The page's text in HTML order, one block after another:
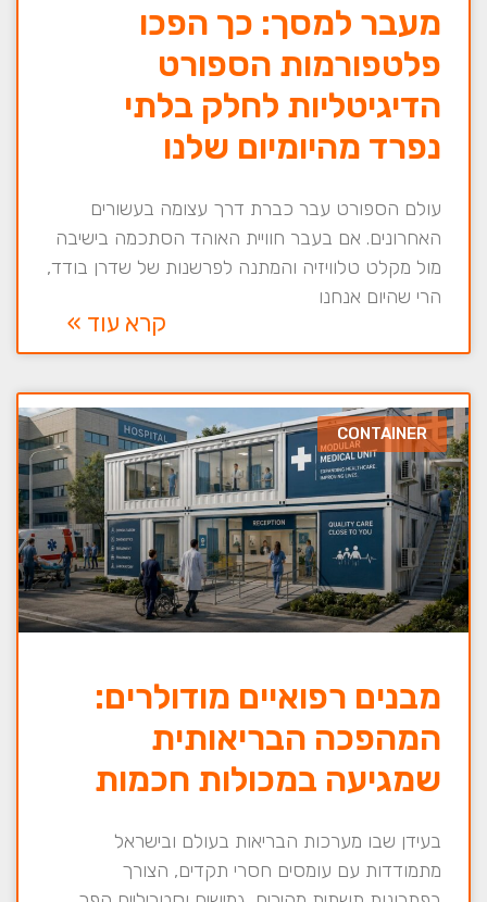
מעבר למסך: כך הפכו
פלטפורמות הספורט
הדיגיטליות לחלק בלתי
נפרד מהיומיום שלנו
עולם הספורט עבר כברת דרך עצומה בעשורים
האחרונים. אם בעבר חוויית האוהד הסתכמה בישיבה
מול מקלט טלוויזיה והמתנה לפרשנות של שדרן בודד,
הרי שהיום אנחנו
קרא עוד »
CONTAINER
מבנים רפואיים מודולרים:
המהפכה הבריאותית
שמגיעה במכולות חכמות
בעידן שבו מערכות הבריאות בעולם ובישראל
מתמודדות עם עומסים חסרי תקדים, הצורך